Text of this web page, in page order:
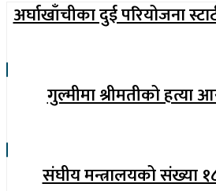
अर्घाखाँचीका दुई परियोजना
गुल्मीमा श्रीमतीको हत्या
संघीय मन्त्रालयको संख्या